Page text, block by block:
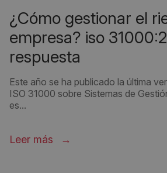
¿cómo gestionar el riesgo en una
empresa? iso
respuesta
Este año se ha publicado la última
ISO 31000 sobre Sistemas de
es...
Leer más